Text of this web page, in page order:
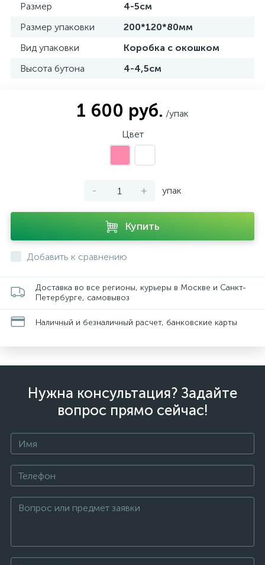
Размер
4-5см
Размер упаковки
200*120*80мм
Вид упаковки
Коробка с окошком
Высота бутона
4-4,5см
1 600 руб. /упак
Цвет
- + упак
Купить
Добавить к сравнению
Доставка во все регионы, курьеры в Москве и Санкт-
Петербурге, самовывоз
Наличный и безналичный расчет, банковские карты
Нужна консультация? Задайте
вопрос прямо сейчас!